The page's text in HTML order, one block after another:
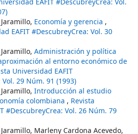
Economía y gerencia ,
EAFIT #DescubreyCrea: Vol. 30
Administración y política
al entorno económico de
Universidad EAFIT
29 Núm. 91 (1993)
Introducción al estudio
colombiana , Revista
#DescubreyCrea: Vol. 26 Núm. 79
Marleny Cardona Acevedo,